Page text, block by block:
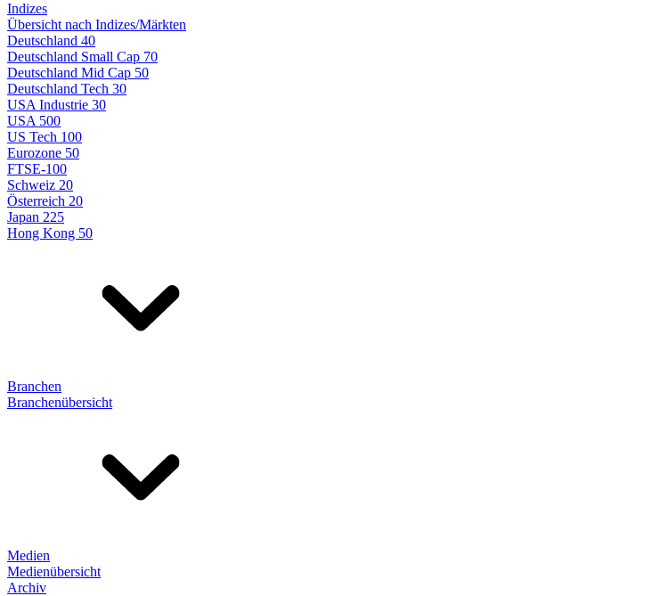
Indizes
Übersicht nach Indizes/Märkten
Deutschland 40
Deutschland Small Cap 70
Deutschland Mid Cap 50
Deutschland Tech 30
USA Industrie 30
USA 500
US Tech 100
Eurozone 50
FTSE-100
Schweiz 20
Österreich 20
Japan 225
Hong Kong 50
Branchen
Branchenübersicht
Medien
Medienübersicht
Archiv